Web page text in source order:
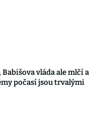
Babišova vláda ale mlčí a
počasí jsou trvalými